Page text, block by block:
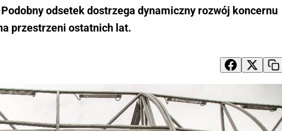
odsetek dostrzega dynamiczny rozwój koncernu
przestrzeni ostatnich lat.